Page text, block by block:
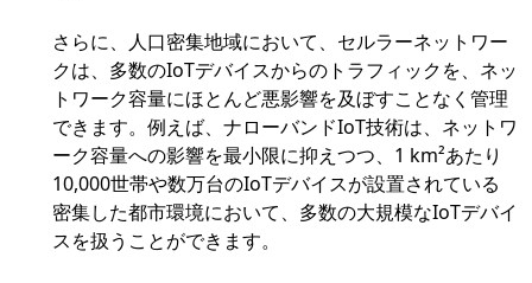
さらに、人口密集地域において、セルラーネットワー
クは、多数のIoTデバイスからのトラフィックを、ネッ
トワーク容量にほとんど悪影響を及ぼすことなく管理
できます。例えば、ナローバンドIoT技術は、ネットワ
ーク容量への影響を最小限に抑えつつ、1 km²あたり
10,000世帯や数万台のIoTデバイスが設置されている
密集した都市環境において、多数の大規模なIoTデバイ
スを扱うことができます。